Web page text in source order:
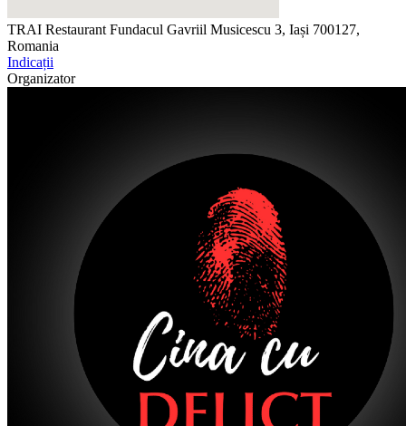
TRAI Restaurant Fundacul Gavriil Musicescu 3, Iași 700127,
Romania
Indicații
Organizator